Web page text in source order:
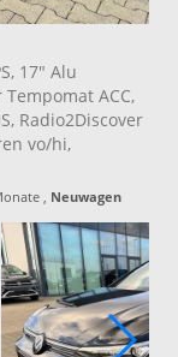
17" Alu
ACC,
Radio2Discover
vo/hi,
, Neuwagen